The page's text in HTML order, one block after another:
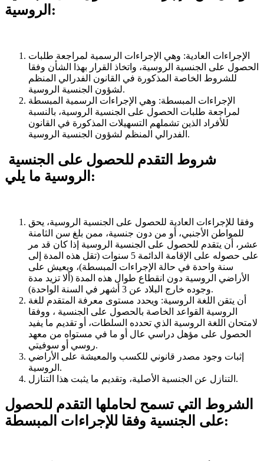
الروسية:
الإجراءات العادية: وهي الإجراءات الرسمية لمراجعة طلبات
الحصول على الجنسية الروسية، واتخاذ القرار بهذا الشأن وفقا
للشروط الخاصة المذكورة في القانون الفدرالي المنظم
لشؤون الجنسية الروسية.
الإجراءات المبسطة: وهي الإجراءات الرسمية المبسطة
لمراجعة طلبات الحصول على الجنسية الروسية، بالنسبة
للأفراد الذين تشملهم التسهيلات المذكورة في القانون
الفدرالي المنظم لشؤون الجنسية الروسية.
الروسية ما يلي:
وفقا للإجراءات العادية للحصول على الجنسية الروسية، يحق
للمواطن الأجنبي، أو من دون جنسية، ممن بلغ سن الثامنة
عشر، أن يتقدم للحصول على الجنسية الروسية إذا كان قد مر
على حصوله على الإقامة الدائمة 5 سنوات (تقل هذه المدة إلى
سنة واحدة في حالة الإجراءات المبسطة)، ويعيش على
الأراضي الروسية دون انقطاع طوال هذه المدة (ألا تزيد مدة
وجوده خارج البلاد عن 3 أشهر في السنة الواحدة).
أن يتقن اللغة الروسية: ويحدد مستوى معرفة المتقدم للغة
الروسية القواعد الخاصة بالحصول على الجنسية ، ووفقا
لامتحان اللغة الروسية الذي تحدده السلطات، أو تقديم ما يفيد
الحصول على مؤهل دراسي عال أو ما في مستواه من معهد
روسي أو سوفيتي.
إثبات وجود مصدر قانوني للكسب والمعيشة على الأراضي
الروسية.
التنازل عن الجنسية الأصلية، وتقديم ما يثبت هذا التنازل.
الشروط التي تسمح لحاملها التقدم للحصول
على الجنسية وفقا للإجراءات المبسطة: